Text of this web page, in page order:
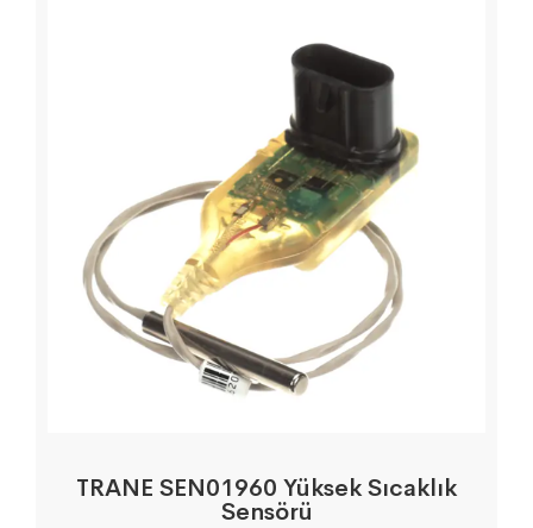
TRANE SEN01960 Yüksek Sıcaklık
Sensörü